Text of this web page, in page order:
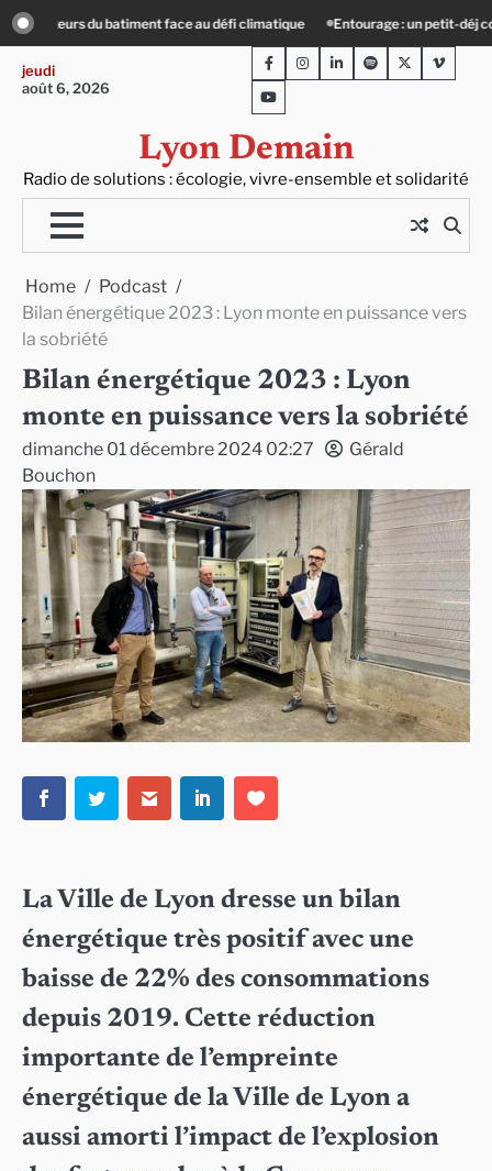
Skip
to
content
: un petit-déj contre l’isolement Le Crépin de Lyon (Maison Baudière) :
jeudi
août 6, 2026
Lyon Demain
Radio de solutions : écologie, vivre-ensemble et solidarité
FacebookInstagram
LinkedInSpotifyTwitterViméo
Youtube
Home
Podcast
Bilan énergétique 2023 : Lyon monte en puissance vers
la sobriété
Bilan énergétique 2023 : Lyon
monte en puissance vers la sobriété
dimanche 01 décembre 2024 02:27
Gérald
Bouchon
La Ville de Lyon dresse un bilan
énergétique très positif avec une
baisse de 22% des consommations
depuis 2019. Cette réduction
importante de l’empreinte
énergétique de la Ville de Lyon a
aussi amorti l’impact de l’explosion